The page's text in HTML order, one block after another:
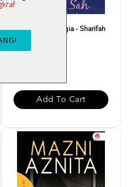
Syarat Sah Bahagia - Sharifah
Abu Salem
Add To Cart